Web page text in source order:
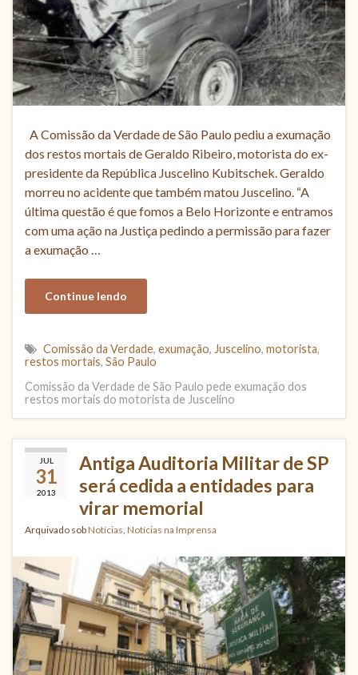
A Comissão da Verdade de São Paulo pediu a exumação
dos restos mortais de Geraldo Ribeiro, motorista do ex-
presidente da República Juscelino Kubitschek. Geraldo
morreu no acidente que também matou Juscelino. “A
última questão é que fomos a Belo Horizonte e entramos
com uma ação na Justiça pedindo a permissão para fazer
a exumação …
Continue lendo
Comissão da Verdade, exumação, Juscelino, motorista,
restos mortais, São Paulo
Comissão da Verdade de São Paulo pede exumação dos
restos mortais do motorista de Juscelino
JUL
31
2013
Antiga Auditoria Militar de SP
será cedida a entidades para
virar memorial
Arquivado sobNotícias, Notícias na Imprensa